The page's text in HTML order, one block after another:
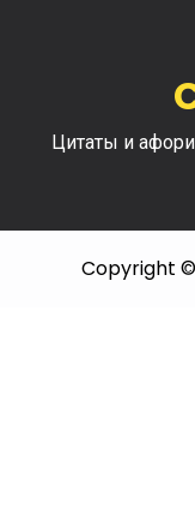
Цитаты и
Copyright ©